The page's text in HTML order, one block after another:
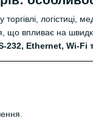
впливає на
232, Ethernet, Wi-Fi